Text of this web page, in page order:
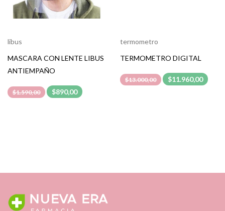
libus
MASCARA CON LENTE LIBUS
ANTIEMPAÑO
$1.590,00 $890,00
termometro
TERMOMETRO DIGITAL
$13.000,00 $11.960,00